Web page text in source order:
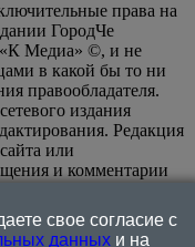
права на
ГородЧе
Медиа» ©, и не
в какой бы то ни
правообладателя.
издания
Редакция
или
и комментарии
рекомендательные
свое согласие с
данныхи на